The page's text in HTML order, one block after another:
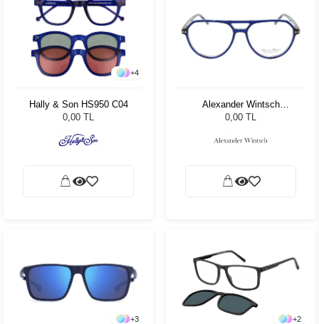
+4
Hally & Son HS950 C04
0,00 TL
Alexander Wintsch
AW3014 C1
0,00 TL
+3 +2